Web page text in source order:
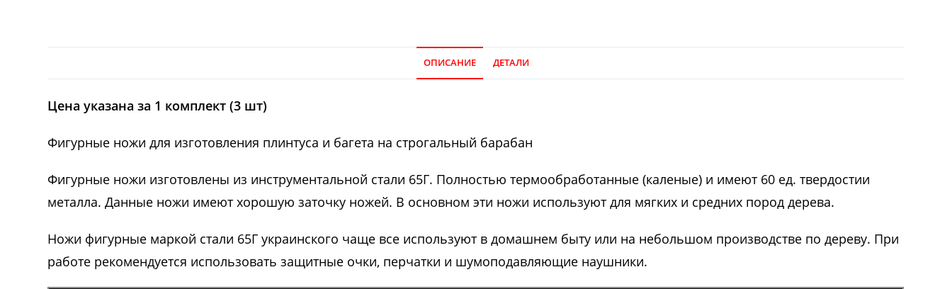
ОПИСАНИЕ ДЕТАЛИ
Цена указана за 1 комплект (3 шт)
Фигурные ножи для изготовления плинтуса и багета на строгальный барабан
Фигурные ножи изготовлены из инструментальной стали 65Г. Полностью термообработанные (каленые) и имеют 60 ед. твердостии
металла. Данные ножи имеют хорошую заточку ножей. В основном эти ножи используют для мягких и средних пород дерева.
Ножи фигурные маркой стали 65Г украинского чаще все используют в домашнем быту или на небольшом производстве по дереву. При
работе рекомендуется использовать защитные очки, перчатки и шумоподавляющие наушники.